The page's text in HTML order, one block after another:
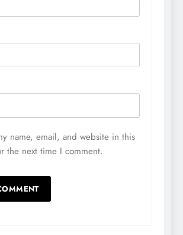
name, email, and website in this
the next time I comment.